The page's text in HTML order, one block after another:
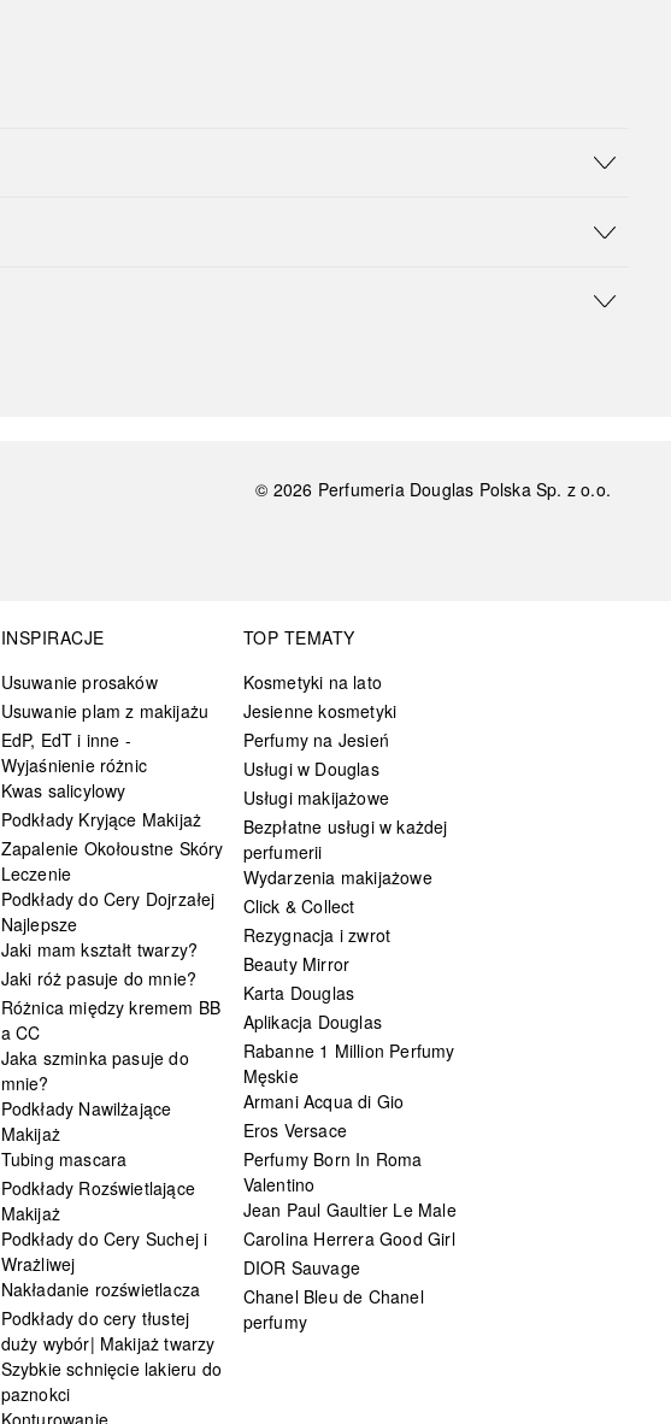
© 2026 Perfumeria Douglas Polska Sp. z o.o.
INSPIRACJE
Usuwanie prosaków
Usuwanie plam z makijażu
EdP, EdT i inne -
Wyjaśnienie różnic
Kwas salicylowy
Podkłady Kryjące Makijaż
Zapalenie Okołoustne Skóry
Leczenie
Podkłady do Cery Dojrzałej
Najlepsze
Jaki mam kształt twarzy?
Jaki róż pasuje do mnie?
Różnica między kremem BB
a CC
Jaka szminka pasuje do
mnie?
Podkłady Nawilżające
Makijaż
Tubing mascara
Podkłady Rozświetlające
Makijaż
Podkłady do Cery Suchej i
Wrażliwej
Nakładanie rozświetlacza
Podkłady do cery tłustej
duży wybór| Makijaż twarzy
Szybkie schnięcie lakieru do
paznokci
Konturowanie
TOP TEMATY
Kosmetyki na lato
Jesienne kosmetyki
Perfumy na Jesień
Usługi w Douglas
Usługi makijażowe
Bezpłatne usługi w każdej
perfumerii
Wydarzenia makijażowe
Click & Collect
Rezygnacja i zwrot
Beauty Mirror
Karta Douglas
Aplikacja Douglas
Rabanne 1 Million Perfumy
Męskie
Armani Acqua di Gio
Eros Versace
Perfumy Born In Roma
Valentino
Jean Paul Gaultier Le Male
Carolina Herrera Good Girl
DIOR Sauvage
Chanel Bleu de Chanel
perfumy